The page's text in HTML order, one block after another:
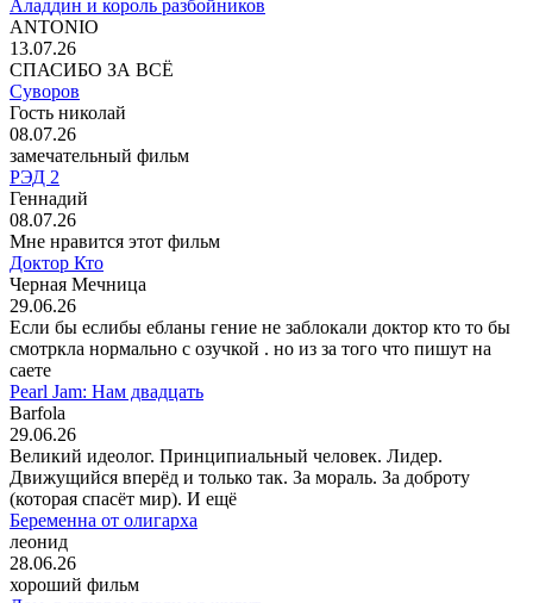
Аладдин и король разбойников
ANTONIO
13.07.26
СПАСИБО ЗА ВСЁ
Суворов
Гость николай
08.07.26
замечательный фильм
РЭД 2
Геннадий
08.07.26
Мне нравится этот фильм
Доктор Кто
Черная Мечница
29.06.26
Если бы еслибы ебланы гение не заблокали доктор кто то бы
смотркла нормально с озучкой . но из за того что пишут на
саете
Pearl Jam: Нам двадцать
Barfola
29.06.26
Великий идеолог. Принципиальный человек. Лидер.
Движущийся вперёд и только так. За мораль. За доброту
(которая спасёт мир). И ещё
Беременна от олигарха
леонид
28.06.26
хороший фильм